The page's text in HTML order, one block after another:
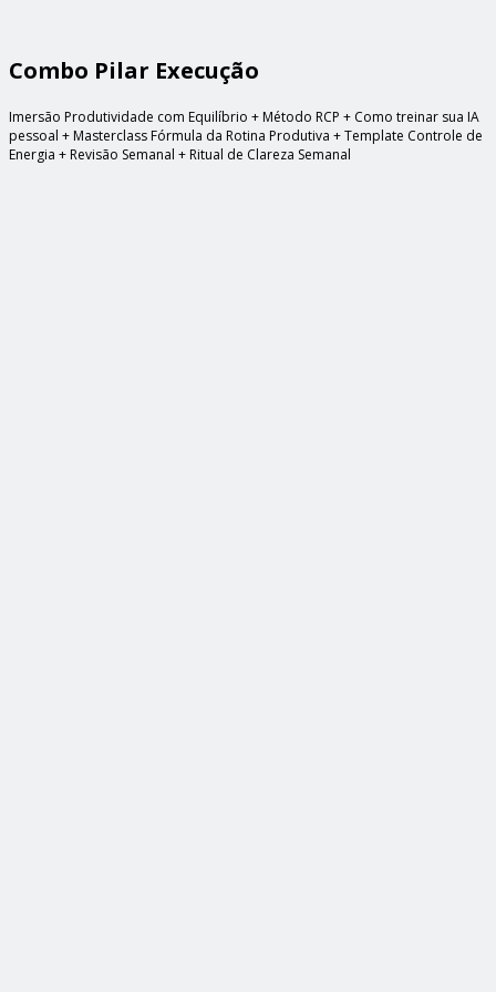
Combo Pilar Execução
Imersão Produtividade com Equilíbrio + Método RCP + Como treinar sua IA
pessoal + Masterclass Fórmula da Rotina Produtiva + Template Controle de
Energia + Revisão Semanal + Ritual de Clareza Semanal